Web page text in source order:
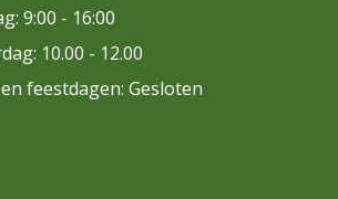
9:00 - 16:00
10.00 - 12.00
feestdagen: Gesloten